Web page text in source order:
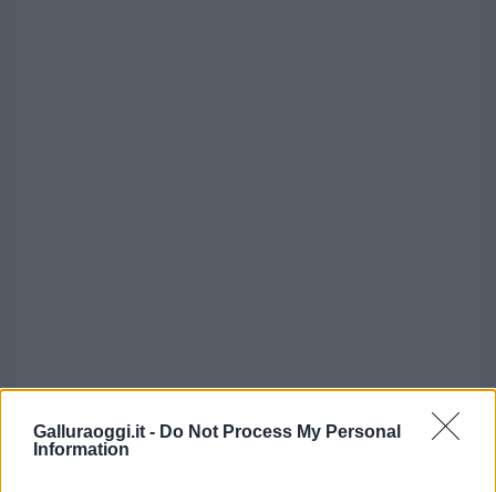
Galluraoggi.it - Do Not Process My Personal
Information